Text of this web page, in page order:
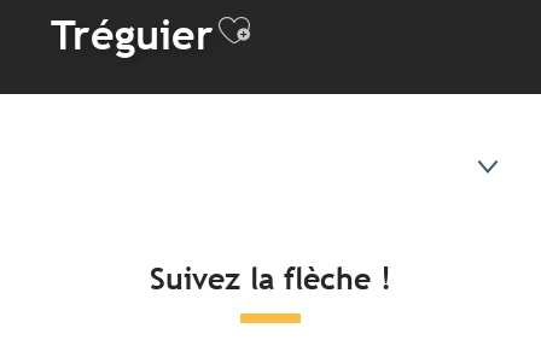
TréguierAjouter aux
Suivez la flèche !